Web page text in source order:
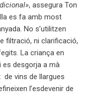
, assegura Ton
es fa amb most
No s’utilitzen
filtració, ni clarificació,
La criança en
es desgorja a mà
vins de llargues
l’esdevenir de